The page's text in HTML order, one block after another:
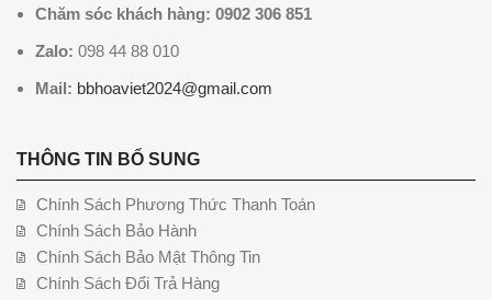
Chăm sóc khách hàng: 0902 306 851
Zalo: 098 44 88 010
Mail: bbhoaviet2024@gmail.com
THÔNG TIN BỔ SUNG
Chính Sách Phương Thức Thanh Toán
Chính Sách Bảo Hành
Chính Sách Bảo Mật Thông Tin
Chính Sách Đổi Trả Hàng